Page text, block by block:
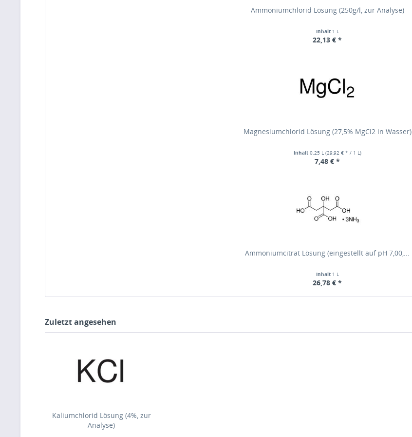
Ammoniumchlorid Lösung (250g/l, zur Analyse)
Inhalt 1 L
22,13 € *
Magnesiumchlorid Lösung (27,5% MgCl2 in Wasser)
Inhalt 0.25 L (29,92 € * / 1 L)
7,48 € *
Ammoniumcitrat Lösung (eingestellt auf pH 7,00,...
Inhalt 1 L
26,78 € *
Zuletzt angesehen
Kaliumchlorid Lösung (4%, zur
Analyse)